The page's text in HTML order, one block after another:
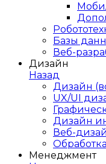
Базы
Веб-
Дизайн
Назад
Дизайн
UX/UI
Дизайн
Веб-
Менеджмент